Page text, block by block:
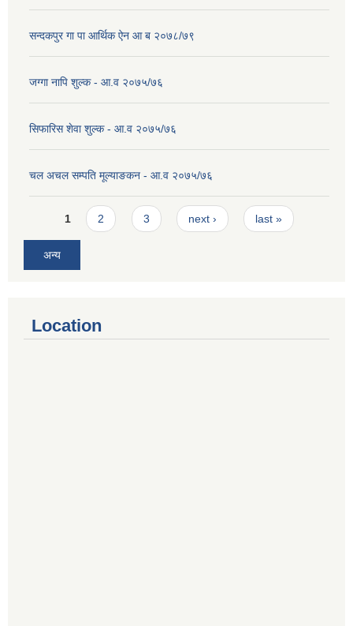
सन्दकपुर गा पा आर्थिक ऐन आ ब २०७८/७९
जग्गा नापि शुल्क - आ.व २०७५/७६
सिफारिस शेवा शुल्क - आ.व २०७५/७६
चल अचल सम्पति मूल्याङकन - आ.व २०७५/७६
Pages
1 2 3 next › last »
अन्य
Location